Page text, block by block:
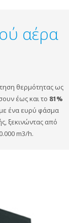
αέρα
θερμότητας ως
έως και το 81%
ένα ευρύ φάσμα
ξεκινώντας από
m3/h.